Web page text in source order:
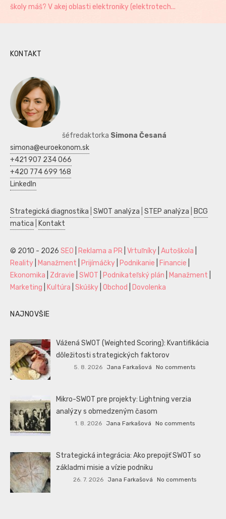
školy máš? V akej oblasti elektroniky (elektrotech...
KONTAKT
šéfredaktorka Simona Česaná
simona@euroekonom.sk
+421 907 234 066
+420 774 699 168
LinkedIn
Strategická diagnostika SWOT analýza STEP analýza
BCG
matica
Kontakt
© 2010 - 2026 SEO Reklama a PR Vrtuľníky Autoškola
Reality
Manažment Prijímáčky Podnikanie Financie
Ekonomika
Zdravie SWOT Podnikateľský plán Manažment
Marketing
Kultúra Skúšky Obchod Dovolenka
NAJNOVŠIE
Vážená SWOT (Weighted Scoring): Kvantifikácia
dôležitosti strategických faktorov
5. 8. 2026 Jana Farkašová No comments
Mikro-SWOT pre projekty: Lightning verzia
analýzy s obmedzeným časom
1. 8. 2026 Jana Farkašová No comments
Strategická integrácia: Ako prepojiť SWOT so
základmi misie a vízie podniku
26. 7. 2026 Jana Farkašová No comments